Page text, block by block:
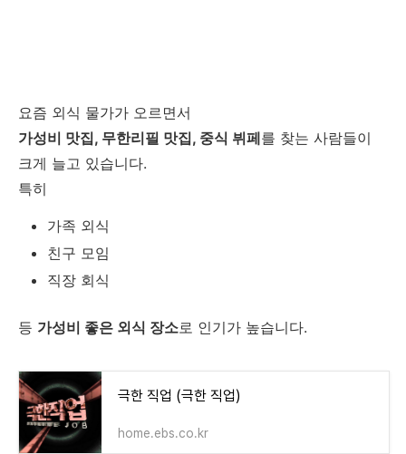
요즘 외식 물가가 오르면서
가성비 맛집, 무한리필 맛집, 중식 뷔페를 찾는 사람들이
크게 늘고 있습니다.
특히
가족 외식
친구 모임
직장 회식
등 가성비 좋은 외식 장소로 인기가 높습니다.
극한 직업 (극한 직업)
home.ebs.co.kr